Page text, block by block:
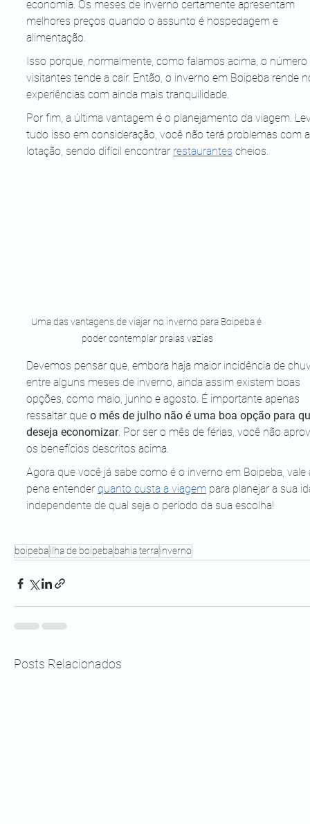
economia. Os meses de inverno certamente apresentam
melhores preços quando o assunto é hospedagem e
alimentação.
Isso porque, normalmente, como falamos acima, o
visitantes tende a cair. Então, o inverno em Boipeba rende
experiências com ainda mais tranquilidade.
Por fim, a última vantagem é o planejamento da viagem.
tudo isso em consideração, você não terá problemas com
lotação, sendo difícil encontrar restaurantes cheios.
Uma das vantagens de viajar no inverno para Boipeba é
poder contemplar praias vazias
Devemos pensar que, embora haja maior incidência de
entre alguns meses de inverno, ainda assim existem boas
opções, como maio, junho e agosto. É importante apenas
ressaltar que o mês de julho não é uma boa opção para
deseja economizar. Por ser o mês de férias, você não
os benefícios descritos acima.
Agora que você já sabe como é o inverno em Boipeba,
pena entender quanto custa a viagem para planejar a sua
independente de qual seja o período da sua escolha!
boipebailha de boipebabahia terrainverno
Posts Relacionados